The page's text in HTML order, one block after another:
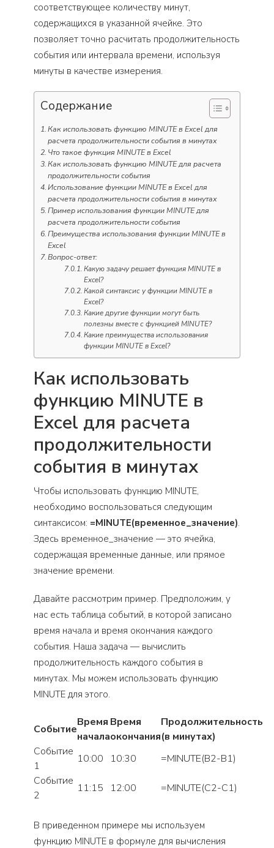
соответствующее количеству минут,
содержащихся в указанной ячейке. Это
позволяет точно расчитать продолжительность
события или интервала времени, используя
минуты в качестве измерения.
Содержание
Как использовать функцию MINUTE в Excel для
расчета продолжительности события в минутах
Что такое функция MINUTE в Excel
Как использовать функцию MINUTE для расчета
продолжительности события
Использование функции MINUTE в Excel для
расчета продолжительности события в минутах
Пример использования функции MINUTE для
расчета продолжительности события
Преимущества использования функции MINUTE в
Excel
Вопрос-ответ:
Какую задачу решает функция MINUTE в
Excel?
Какой синтаксис у функции MINUTE в
Excel?
Какие другие функции могут быть
полезны вместе с функцией MINUTE?
Какие преимущества использования
функции MINUTE в Excel?
Как использовать
функцию MINUTE в
Excel для расчета
продолжительности
события в минутах
Чтобы использовать функцию MINUTE,
необходимо воспользоваться следующим
синтаксисом: =MINUTE(временное_значение).
Здесь временное_значение — это ячейка,
содержащая временные данные, или прямое
значение времени.
Давайте рассмотрим пример. Предположим, у
нас есть таблица событий, в которой записано
время начала и время окончания каждого
события. Наша задача — вычислить
продолжительность каждого события в
минутах. Мы можем использовать функцию
MINUTE для этого.
Событие
Время
начала
Время
окончания
Продолжительность
(в минутах)
Событие
1
10:00 10:30
=MINUTE(B2-B1)
Событие
2
11:15 12:00 =MINUTE(C2-C1)
В приведенном примере мы используем
функцию MINUTE в формуле для вычисления